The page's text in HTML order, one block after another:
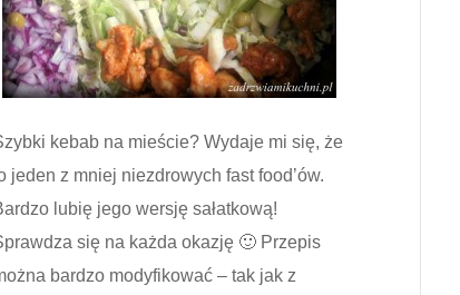
kebab na mieście? Wydaje mi się, że
jeden z mniej niezdrowych fast food’ów.
lubię jego wersję sałatkową!
się na każda okazję 🙂 Przepis
bardzo modyfikować – tak jak z